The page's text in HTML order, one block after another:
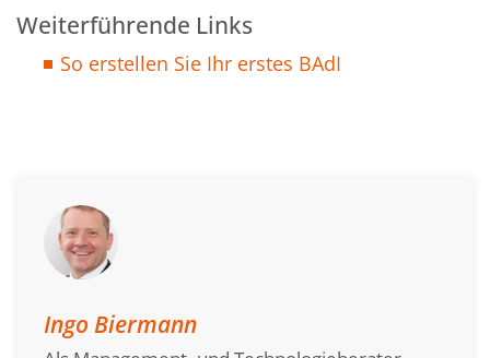
Weiterführende Links
So erstellen Sie Ihr erstes BAdI
Ingo Biermann